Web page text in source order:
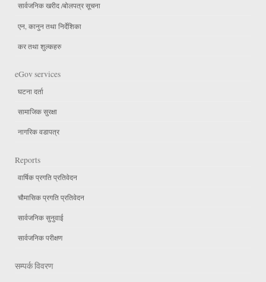
सार्वजनिक खरीद /बोलपत्र सूचना
एन, कानुन तथा निर्देशिका
कर तथा शुल्कहरु
eGov services
घटना दर्ता
सामाजिक सुरक्षा
नागरिक वडापत्र
Reports
वार्षिक प्रगति प्रतिवेदन
चौमासिक प्रगति प्रतिवेदन
सार्वजनिक सुनुवाई
सार्वजनिक परीक्षण
सम्पर्क विवरण